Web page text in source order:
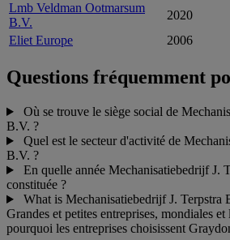
Lmb Veldman Ootmarsum
B.V.
2020
Eliet Europe
2006
Questions fréquemment
Où se trouve le siège social de
B.V. ?
Quel est le secteur d'activité de
B.V. ?
En quelle année Mechanisatiebedrijf J.
constituée ?
What is Mechanisatiebedrijf J. Terpstra
Grandes et petites entreprises, mondiales
pourquoi les entreprises choisissent